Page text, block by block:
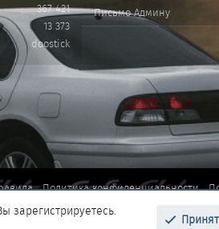
367 421
13 373
doostick
Письмо Админу
Политика конфиденциальности
зарегистрируетесь.